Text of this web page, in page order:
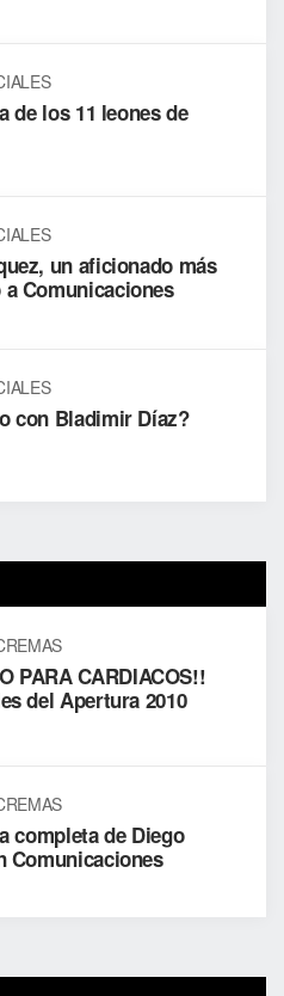
de los 11 leones de
un aficionado más
a Comunicaciones
con Bladimir Díaz?
PARA CARDIACOS!!
del Apertura 2010
completa de Diego
Comunicaciones